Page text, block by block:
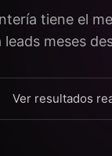
tiene el
meses
Ver resultados